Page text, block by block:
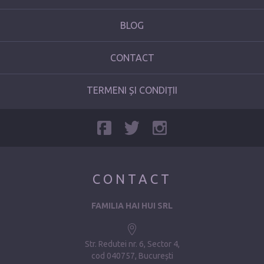
BLOG
CONTACT
TERMENI ȘI CONDIȚII
CONTACT
FAMILIA HAI HUI SRL
Str. Redutei nr. 6, Sector 4
cod 040757, București